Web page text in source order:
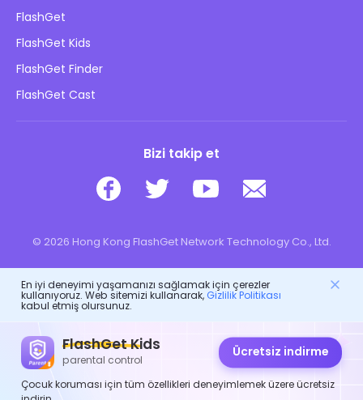
FlashGet Kids
parental control
Ücretsiz indirme
Çocuk koruması için tüm özellikleri deneyimlemek üzere ücretsiz
Gizlilik Politikası
Reklam Politikaları
Bilgilerimi Satma
Çocukların Çevrimiçi Güvenliği
İndir
FlashGet
FlashGet Kids
FlashGet Finder
FlashGet Cast
Bizi takip et
© 2026 Hong Kong FlashGet Network Technology Co., Ltd.
En iyi deneyimi yaşamanızı sağlamak için çerezler
kullanıyoruz. Web sitemizi kullanarak, Gizlilik Politikası
kabul etmiş olursunuz.